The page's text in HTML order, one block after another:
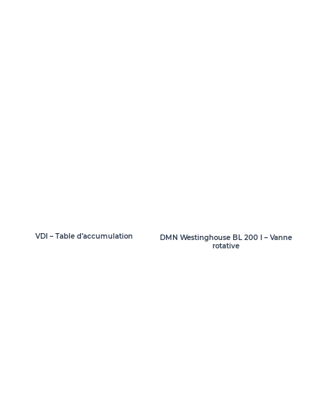
VDI – Table d’accumulation
DMN Westinghouse BL 200 I – Vanne
rotative